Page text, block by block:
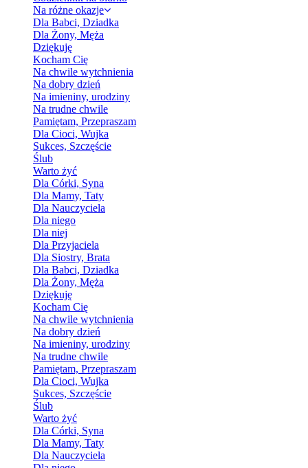
Na różne okazje
Dla Babci, Dziadka
Dla Żony, Męża
Dziękuję
Kocham Cię
Na chwile wytchnienia
Na dobry dzień
Na imieniny, urodziny
Na trudne chwile
Pamiętam, Przepraszam
Dla Cioci, Wujka
Sukces, Szczęście
Ślub
Warto żyć
Dla Córki, Syna
Dla Mamy, Taty
Dla Nauczyciela
Dla niego
Dla niej
Dla Przyjaciela
Dla Siostry, Brata
Dla Babci, Dziadka
Dla Żony, Męża
Dziękuję
Kocham Cię
Na chwile wytchnienia
Na dobry dzień
Na imieniny, urodziny
Na trudne chwile
Pamiętam, Przepraszam
Dla Cioci, Wujka
Sukces, Szczęście
Ślub
Warto żyć
Dla Córki, Syna
Dla Mamy, Taty
Dla Nauczyciela